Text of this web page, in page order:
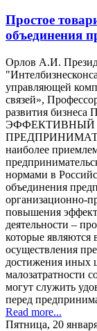
Простое
объединения
Орлов А.И.
управляющей
связей»,
развития
ЭФФЕКТИВНЫЙ
наиболее
нормами в
объединения
организационно-
повышения
деятельности –
которые
осуществления
достижения иных
малозатратности
могут служить
перед
Read more...
Пятница, 20